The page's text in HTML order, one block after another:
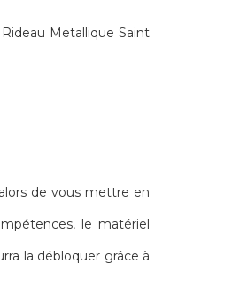
Metallique Saint
de vous mettre en
le matériel
la débloquer grâce à